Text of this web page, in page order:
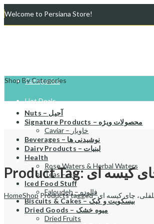
Welcome to Persiana Store!
Categories
Hot Deals
Store List
Gift Cards
Try Your Luck!
Shop By Categories
Nuts – آجیل
Signature Products – محصولات ویژه
Caviar – خاویار
Beverages – نوشیدنی ها
Dairy Products – لبنیات
Health
Rose Waters & Herbal Waters
Teas – چای
Iced Food Stuff
Faloudeh – فالوده
Biscuits & Cakes – بیسکویت و کیک
Dried Goods – میوه خشک
Dried Fruits
HomeShop